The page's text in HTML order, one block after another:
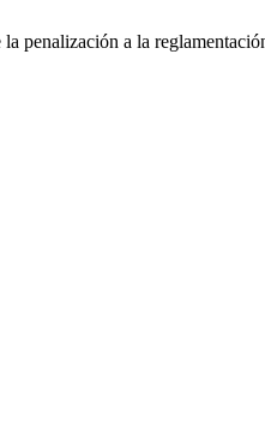
penalización a la